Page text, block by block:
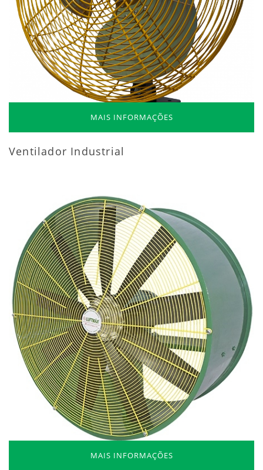
MAIS INFORMAÇÕES
Ventilador Industrial
MAIS INFORMAÇÕES